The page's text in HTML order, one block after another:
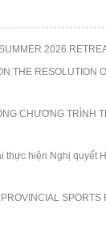
2026
THE RESOLUTION
CHƯƠNG TRÌNH
hiện Nghị quyết
SPORTS